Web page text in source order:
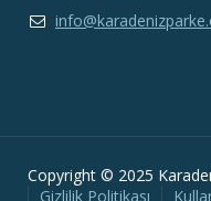
Copyright © 2025
Gizlilik Politikası